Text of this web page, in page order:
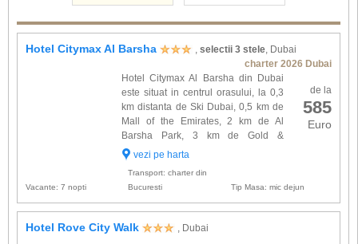
Hotel Citymax Al Barsha , selectii 3 stele, Dubai
charter 2026 Dubai
de la
585
Euro
Hotel Citymax Al Barsha din Dubai
este situat in centrul orasului, la 0,3
km distanta de Ski Dubai, 0,5 km de
Mall of the Emirates, 2 km de Al
Barsha Park, 3 km de Gold &
Diamond Park, 5,6 km de Burj Al
Aeroportul International...
vezi pe harta
Vacante: 7 nopti
Transport: charter din
Bucuresti
Tip Masa: mic dejun
Hotel Rove City Walk
, Dubai